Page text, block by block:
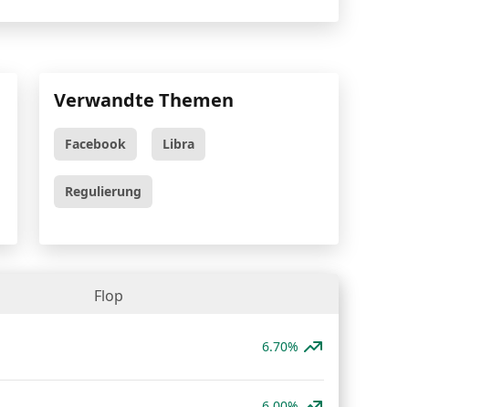
Verwandte Themen
Facebook Libra
Regulierung
Flop
6.70%